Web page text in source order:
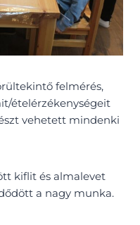
felmérés,
ételérzékenységeit
vehetett mindenki
kiflit és almalevet
a nagy munka.